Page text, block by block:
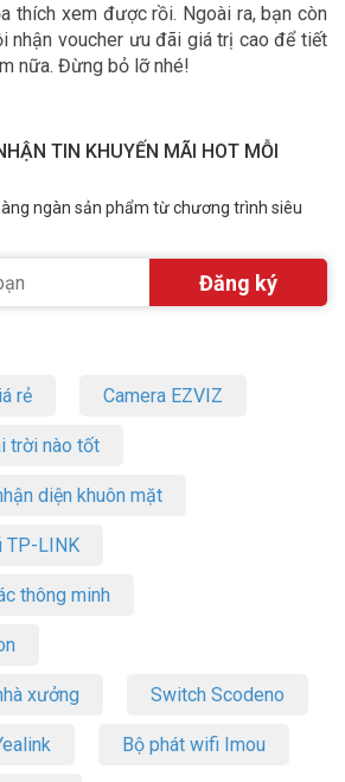
thích xem được rồi. Ngoài ra, bạn còn
nhận voucher ưu đãi giá trị cao để tiết
nữa. Đừng bỏ lỡ nhé!
TIN KHUYẾN MÃI HOT MỖI
ngàn sản phẩm từ chương trình siêu
rẻ Camera EZVIZ
trời nào tốt
diện khuôn mặt
TP-LINK
thông minh
xưởng Switch Scodeno
Bộ phát wifi Imou